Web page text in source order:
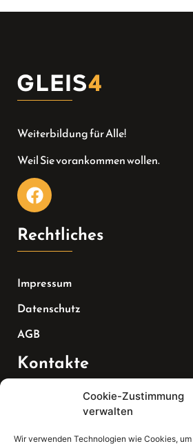
Cookie-Zustimmung
verwalten
Wir verwenden Technologien wie Cookies,
Weiterbildung für Alle!
Weil Sie vorankommen wollen.
Rechtliches
Impressum
Datenschutz
AGB
Kontakte
07147 270 3349